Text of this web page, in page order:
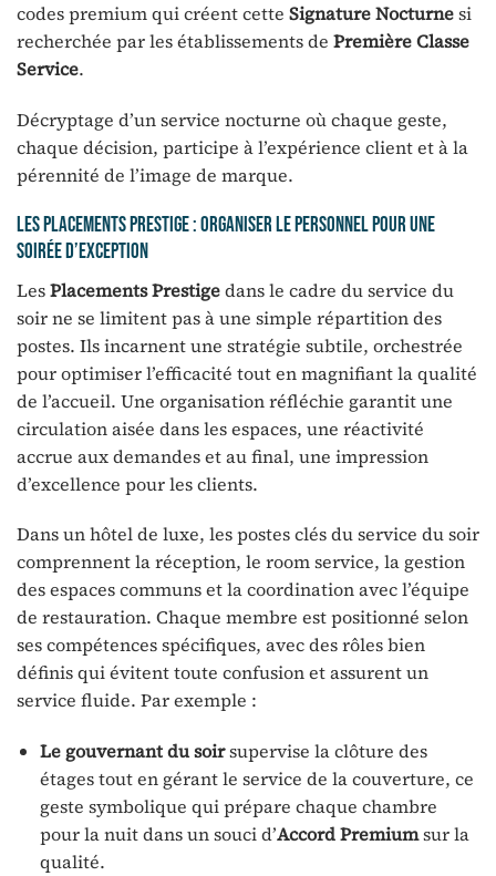
codes premium qui créent cette Signature Nocturnesi
recherchée par les établissements de Première Classe
Service.
Décryptage d’un service nocturne où chaque geste,
chaque décision, participe à l’expérience client et à la
pérennité de l’image de marque.
Les placements prestige : organiser le personnel pour une
soirée d’exception
LesPlacements Prestigedans le cadre du service du
soir ne se limitent pas à une simple répartition des
postes. Ils incarnent une stratégie subtile, orchestrée
pour optimiser l’efficacité tout en magnifiant la qualité
de l’accueil. Une organisation réfléchie garantit une
circulation aisée dans les espaces, une réactivité
accrue aux demandes et au final, une impression
d’excellence pour les clients.
Dans un hôtel de luxe, les postes clés du service du soir
comprennent la réception, le room service, la gestion
des espaces communs et la coordination avec l’équipe
de restauration. Chaque membre est positionné selon
ses compétences spécifiques, avec des rôles bien
définis qui évitent toute confusion et assurent un
service fluide. Par exemple :
Le gouvernant du soirsupervise la clôture des
étages tout en gérant le service de la couverture, ce
geste symbolique qui prépare chaque chambre
pour la nuit dans un souci d’Accord Premiumsur la
qualité.